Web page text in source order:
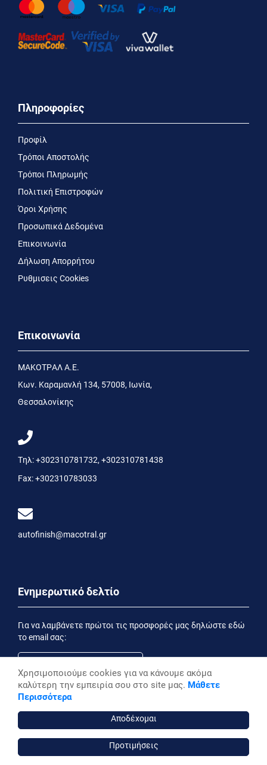
Πληροφορίες
Προφίλ
Τρόποι Αποστολής
Τρόποι Πληρωμής
Πολιτική Επιστροφών
Όροι Χρήσης
Προσωπικά Δεδομένα
Επικοινωνία
Δήλωση Απορρήτου
Ρυθμισεις Cookies
Επικοινωνία
MΑΚΟΤΡΑΛ Α.Ε.
Kων. Kαραμανλή 134, 57008, Ιωνία,
Θεσσαλονίκης
Τηλ:+302310781732, +302310781438
Fax:+302310783033
autofinish@macotral.gr
Ενημερωτικό δελτίο
Για να λαμβάνετε πρώτοι τις προσφορές μας δηλώστε εδώ
το email σας:
Εγγραφή
Έχοντας ενημερωθεί από την
επιθυμώ να λαμβάνω ενημερωτικά email
Powered by Stonewave
Χρησιμοποιούμε cookies για να κάνουμε ακόμα
καλύτερη την εμπειρία σου στο site μας. Μάθετε
Περισσότερα
Αποδέχομαι
Προτιμήσεις